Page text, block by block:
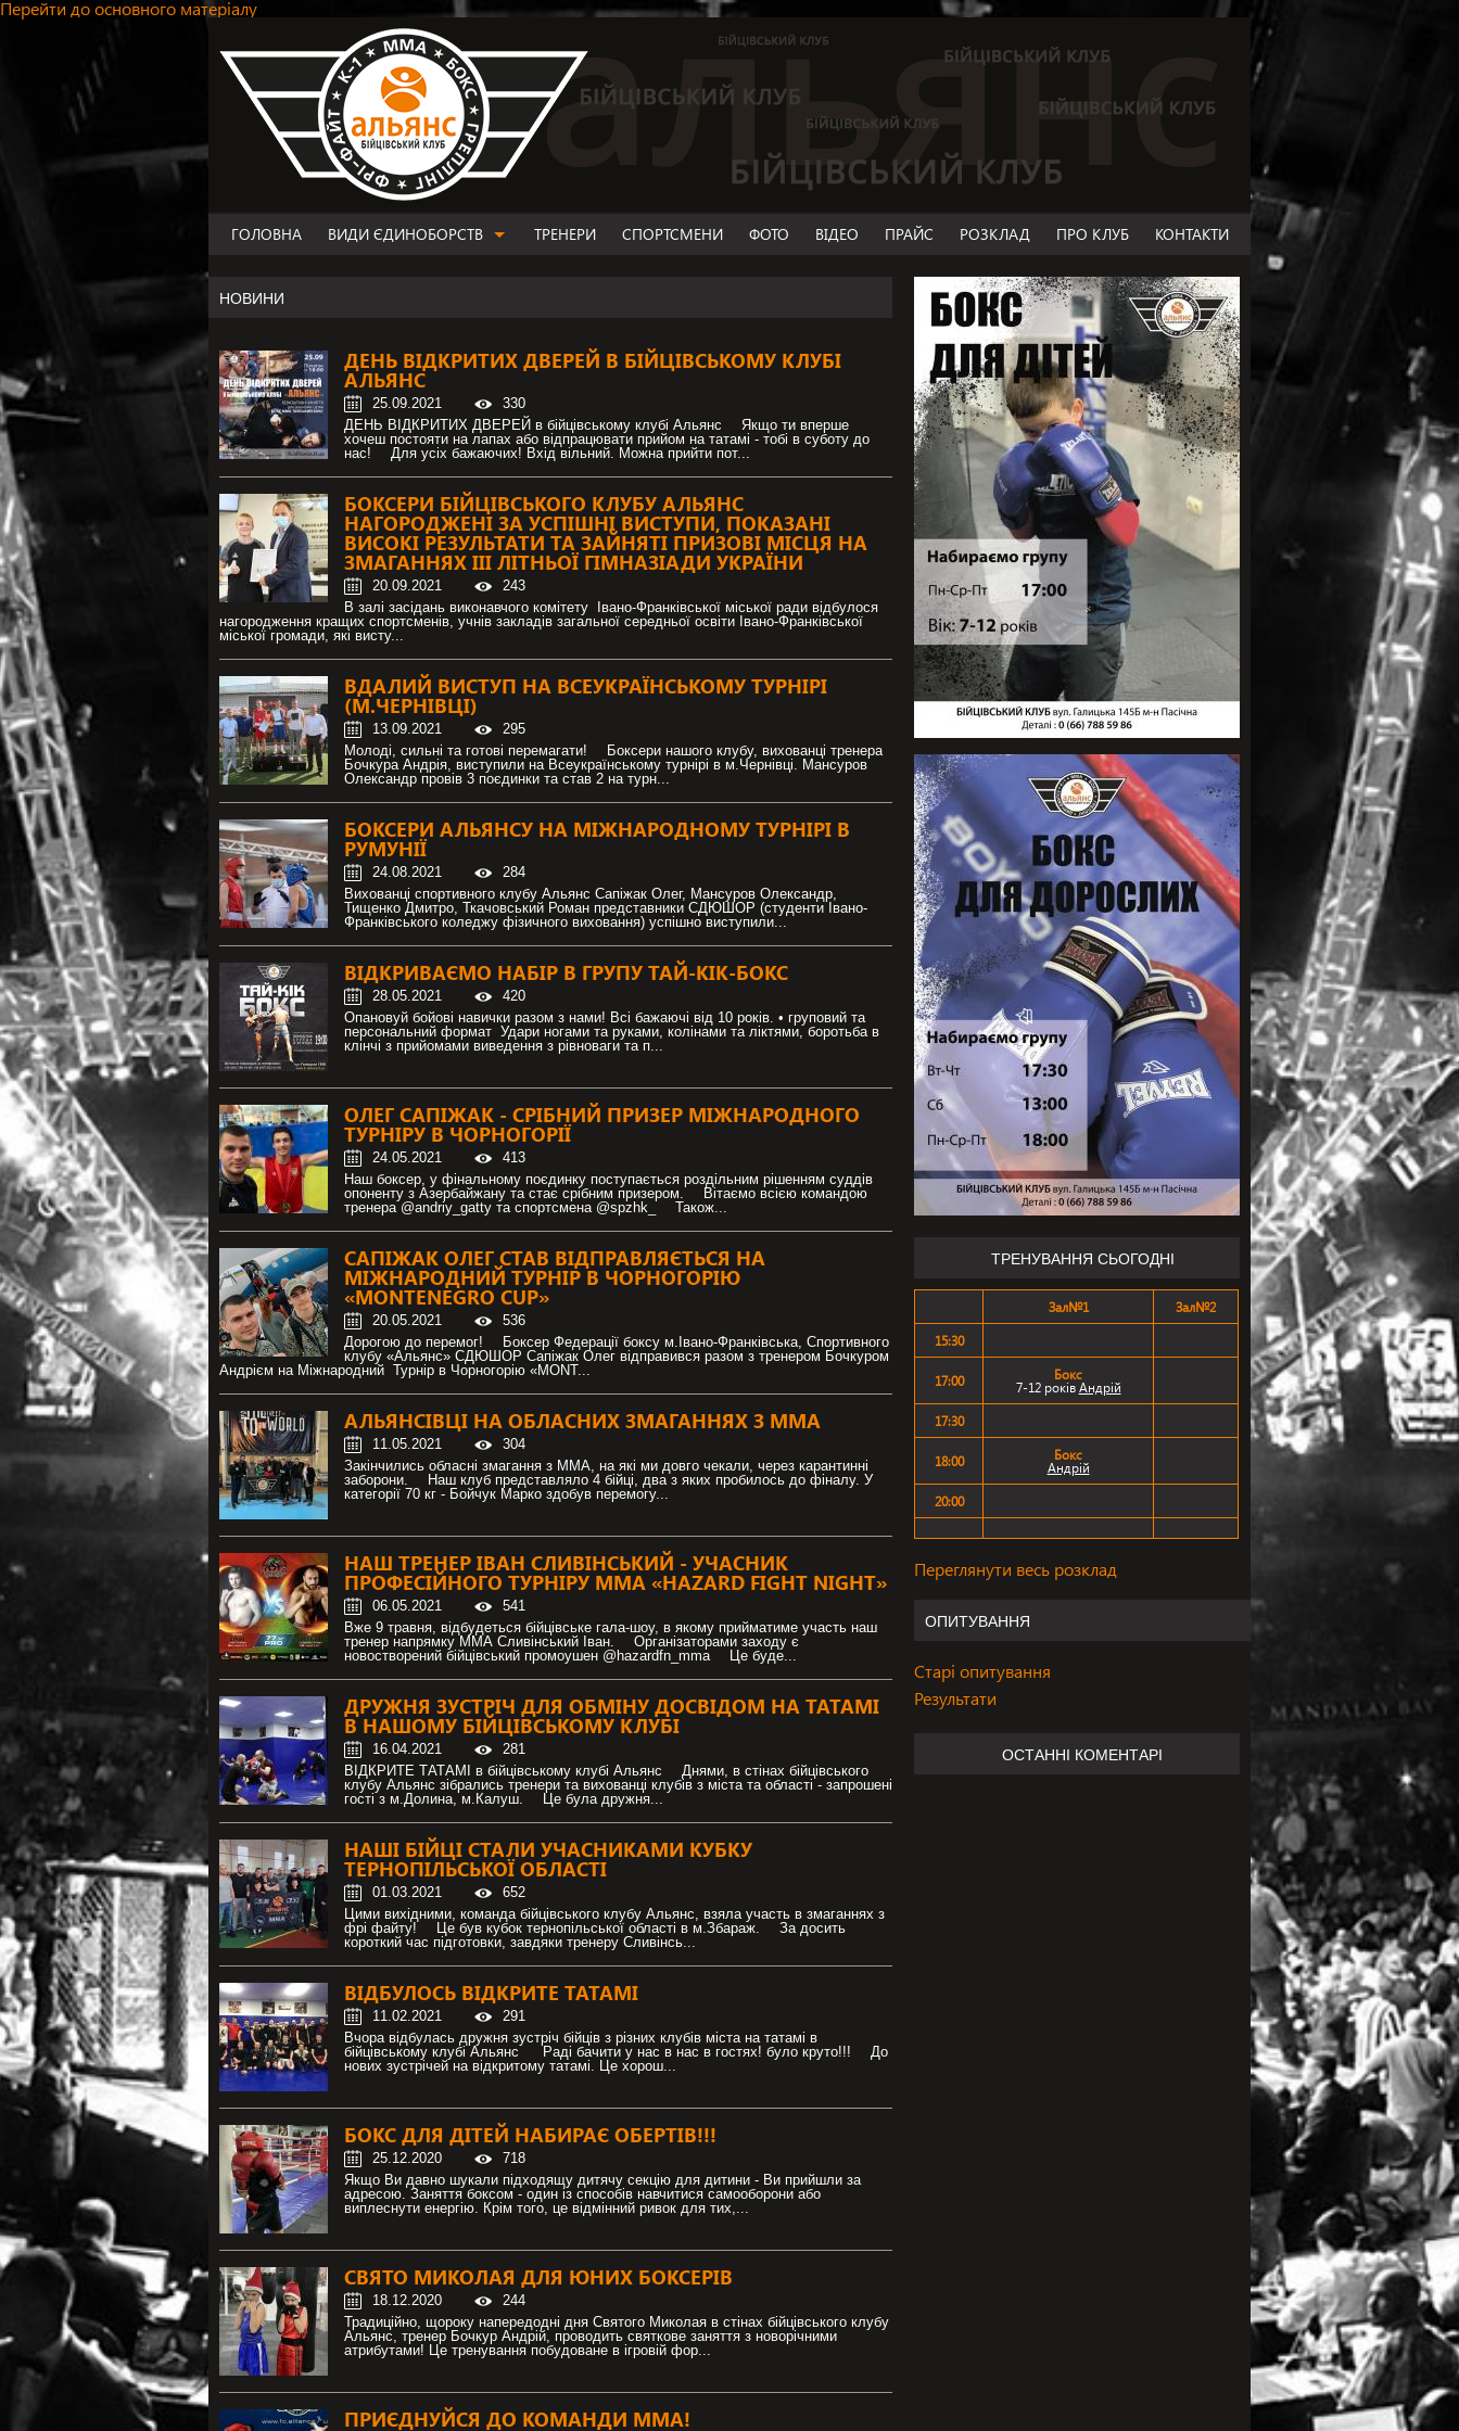
Перейти до основного матеріалу
ГОЛОВНА
ВИДИ ЄДИНОБОРСТВ
БОКС
ГРЕПЛІНГ
ДЖИУ-ДЖИТСУ
ДИТЯЧІ ГРУПИ
ПЕРСОНАЛЬНИЙ ТРЕНІНГ
ПРОФЕСІЙНА ПІДГОТОВКА
ТРЕНЕРИ СПОРТСМЕНИ ФОТО ВІДЕО ПРАЙС РОЗКЛАД ПРО КЛУБ КОНТАКТИ
НОВИНИ
ДЕНЬ ВІДКРИТИХ ДВЕРЕЙ В БІЙЦІВСЬКОМУ КЛУБІ
АЛЬЯНС
25.09.2021
330
ДЕНЬ ВІДКРИТИХ ДВЕРЕЙ в бійцівському клубі Альянс ⠀ Якщо ти вперше
хочеш постояти на лапах або відпрацювати прийом на татамі - тобі в суботу до
нас! ⠀ Для усіх бажаючих! Вхід вільний. Можна прийти пот...
БОКСЕРИ БІЙЦІВСЬКОГО КЛУБУ АЛЬЯНС
НАГОРОДЖЕНІ ЗА УСПІШНІ ВИСТУПИ, ПОКАЗАНІ
ВИСОКІ РЕЗУЛЬТАТИ ТА ЗАЙНЯТІ ПРИЗОВІ МІСЦЯ НА
ЗМАГАННЯХ ІІІ ЛІТНЬОЇ ГІМНАЗІАДИ УКРАЇНИ
20.09.2021
243
В залі засідань виконавчого комітету Івано-Франківської міської ради відбулося
нагородження кращих спортсменів, учнів закладів загальної середньої освіти Івано-Франківської
міської громади, які висту...
ВДАЛИЙ ВИСТУП НА ВСЕУКРАЇНСЬКОМУ ТУРНІРІ
(М.ЧЕРНІВЦІ)
13.09.2021
295
Молоді, сильні та готові перемагати! ⠀ Боксери нашого клубу, вихованці тренера
Бочкура Андрія, виступили на Всеукраїнському турнірі в м.Чернівці. Мансуров
Олександр провів 3 поєдинки та став 2 на турн...
БОКСЕРИ АЛЬЯНСУ НА МІЖНАРОДНОМУ ТУРНІРІ В
РУМУНІЇ
24.08.2021
284
Вихованці спортивного клубу Альянс Сапіжак Олег, Мансуров Олександр,
Тищенко Дмитро, Ткачовський Роман представники СДЮШОР (студенти Івано-
Франківського коледжу фізичного виховання) успішно виступили...
ВІДКРИВАЄМО НАБІР В ГРУПУ ТАЙ-КІК-БОКС
28.05.2021
420
Опановуй бойові навички разом з нами! Всі бажаючі від 10 років. • груповий та
персональний формат Удари ногами та руками, колінами та ліктями, боротьба в
клінчі з прийомами виведення з рівноваги та п...
ОЛЕГ САПІЖАК - СРІБНИЙ ПРИЗЕР МІЖНАРОДНОГО
ТУРНІРУ В ЧОРНОГОРІЇ
24.05.2021
413
Наш боксер, у фінальному поєдинку поступається роздільним рішенням суддів
опоненту з Азербайжану та стає срібним призером. ⠀ Вітаємо всією командою
тренера @andriy_gatty та спортсмена @spzhk_ ⠀ Також...
САПІЖАК ОЛЕГ СТАВ ВІДПРАВЛЯЄТЬСЯ НА
МІЖНАРОДНИЙ ТУРНІР В ЧОРНОГОРІЮ
«MONTENEGRO CUP»
20.05.2021
536
Дорогою до перемог! ⠀ Боксер Федерації боксу м.Івано-Франківська, Спортивного
клубу «Альянс» СДЮШОР Сапіжак Олег відправився разом з тренером Бочкуром
Андрієм на Міжнародний Турнір в Чорногорію «MONT...
АЛЬЯНСІВЦІ НА ОБЛАСНИХ ЗМАГАННЯХ З ММА
11.05.2021
304
Закінчились обласні змагання з ММА, на які ми довго чекали, через карантинні
заборони. ⠀ Наш клуб представляло 4 бійці, два з яких пробилось до фіналу. У
категорії 70 кг - Бойчук Марко здобув перемогу...
НАШ ТРЕНЕР ІВАН СЛИВІНСЬКИЙ - УЧАСНИК
ПРОФЕСІЙНОГО ТУРНІРУ ММА «HAZARD FIGHT NIGHT»
06.05.2021
541
Вже 9 травня, відбудеться бійцівське гала-шоу, в якому прийматиме участь наш
тренер напрямку ММА Сливінський Іван. ⠀ Організаторами заходу є
новостворений бійцівський промоушен @hazardfn_mma ⠀ Це буде...
ДРУЖНЯ ЗУСТРІЧ ДЛЯ ОБМІНУ ДОСВІДОМ НА ТАТАМІ
В НАШОМУ БІЙЦІВСЬКОМУ КЛУБІ
16.04.2021
281
ВІДКРИТЕ ТАТАМІ в бійцівському клубі Альянс ⠀ Днями, в стінах бійцівського
клубу Альянс зібрались тренери та вихованці клубів з міста та області - запрошені
гості з м.Долина, м.Калуш. ⠀ Це була дружня...
НАШІ БІЙЦІ СТАЛИ УЧАСНИКАМИ КУБКУ
ТЕРНОПІЛЬСЬКОЇ ОБЛАСТІ
01.03.2021
652
Цими вихідними, команда бійцівського клубу Альянс, взяла участь в змаганнях з
фрі файту! ⠀ Це був кубок тернопільської області в м.Збараж. ⠀ За досить
короткий час підготовки, завдяки тренеру Сливінсь...
ВІДБУЛОСЬ ВІДКРИТЕ ТАТАМІ
11.02.2021
291
Вчора відбулась дружня зустріч бійців з різних клубів міста на татамі в
бійцівському клубі Альянс ⠀ Раді бачити у нас в нас в гостях! було круто!!! ⠀ До
нових зустрічей на відкритому татамі. Це хорош...
БОКС ДЛЯ ДІТЕЙ НАБИРАЄ ОБЕРТІВ!!!
25.12.2020
718
Якщо Ви давно шукали підходящу дитячу секцію для дитини - Ви прийшли за
адресою. Заняття боксом - один із способів навчитися самооборони або
виплеснути енергію. Крім того, це відмінний ривок для тих,...
СВЯТО МИКОЛАЯ ДЛЯ ЮНИХ БОКСЕРІВ
18.12.2020
244
Традиційно, щороку напередодні дня Святого Миколая в стінах бійцівського клубу
Альянс, тренер Бочкур Андрій, проводить святкове заняття з новорічними
атрибутами! Це тренування побудоване в ігровій фор...
ПРИЄДНУЙСЯ ДО КОМАНДИ ММА!
ТРЕНУВАННЯ СЬОГОДНІ
Зал№1
Зал№2
15:30
17:00 Бокс
7-12 роківАндрій
17:30
18:00 Бокс
Андрій
20:00
Переглянути весь розклад
ОПИТУВАННЯ
Старі опитування
Результати
ОСТАННІ КОМЕНТАРІ